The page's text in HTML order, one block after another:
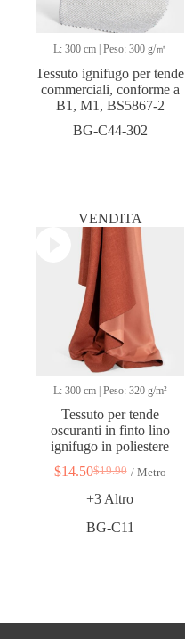
L: 300 cm | Peso: 300 g/㎡
Tessuto ignifugo per tende
commerciali, conforme a
B1, M1, BS5867-2
BG-C44-302
VENDITA
L: 300 cm | Peso: 320 g/m²
Tessuto per tende
oscuranti in finto lino
ignifugo in poliestere
$19.90
Il
prezzo
era:
$14.50Il
prezzo
è:
/ Metro
+3 Altro
BG-C11